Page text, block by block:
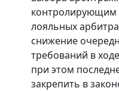
контролирующим
лояльных
снижение
требований в
при этом
закрепить в